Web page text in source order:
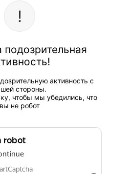
подозрительная
активность с
стороны.
чтобы мы убедились, что
вы не робот